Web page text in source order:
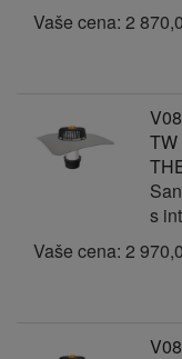
Vaše cena: 2
s
Vaše cena: 2